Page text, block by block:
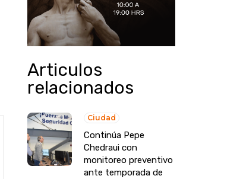
Articulos
relacionados
Ciudad
Continúa Pepe
Chedraui con
monitoreo preventivo
ante temporada de